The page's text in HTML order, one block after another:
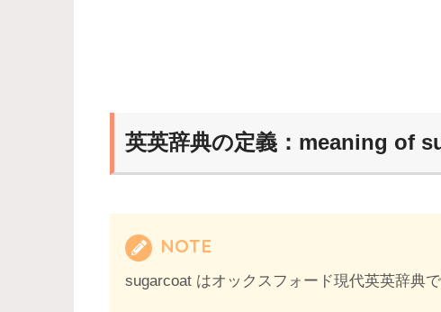
英英辞典の定義：meaning of
NOTE
sugarcoat はオックスフォード現代英英辞典